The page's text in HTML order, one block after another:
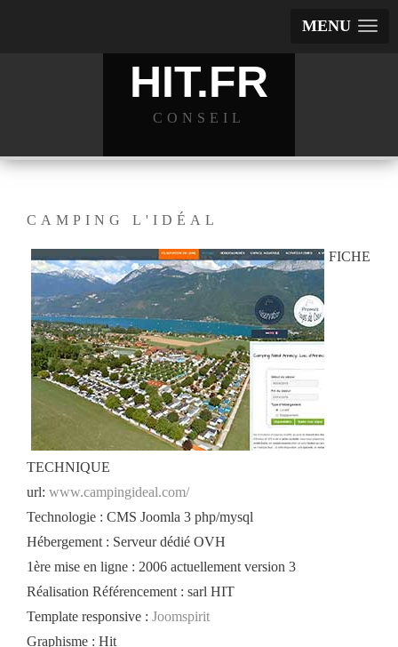
MENU
HIT.FR
CONSEIL
CAMPING L'IDÉAL
FICHE
TECHNIQUE
url: www.campingideal.com/
Technologie : CMS Joomla 3 php/mysql
Hébergement : Serveur dédié OVH
1ère mise en ligne : 2006 actuellement version 3
Réalisation Référencement : sarl HIT
Template responsive : Joomspirit
Graphisme : Hit